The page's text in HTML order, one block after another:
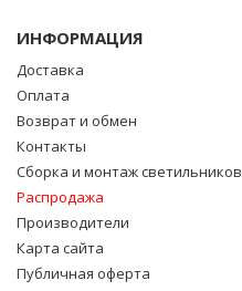
ИНФОРМАЦИЯ
Доставка
Оплата
Возврат и обмен
Контакты
Сборка и монтаж светильников
Распродажа
Производители
Карта сайта
Публичная оферта